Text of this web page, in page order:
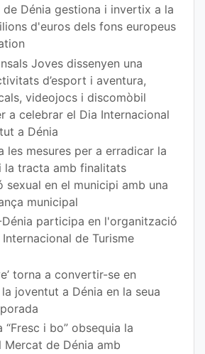
de Dénia gestiona i invertix a la
d'euros dels fons europeus
Joves dissenyen una
d’esport i aventura,
videojocs i discomòbil
a celebrar el Dia Internacional
a Dénia
les mesures per a erradicar la
la tracta amb finalitats
sexual en el municipi amb una
municipal
participa en l'organització
de Turisme
torna a convertir-se en
joventut a Dénia en la seua
“Fresc i bo” obsequia la
Mercat de Dénia amb